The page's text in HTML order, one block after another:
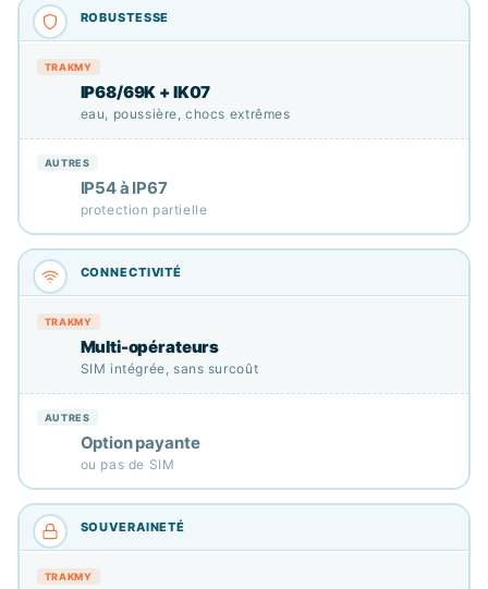
IP68/69K + IK07
eau, poussière, chocs extrêmes
IP54 à IP67
protection partielle
Multi-opérateurs
SIM intégrée, sans surcoût
Option payante
ou pas de SIM